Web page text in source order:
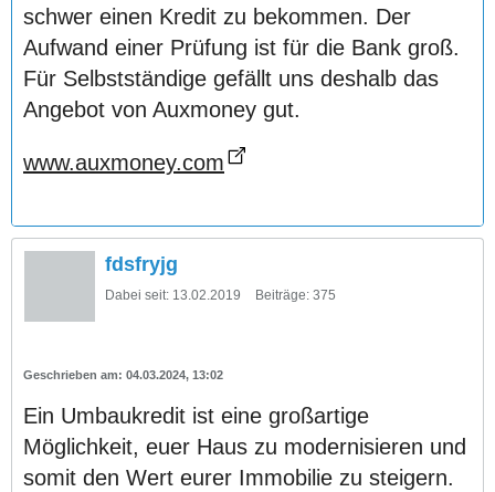
schwer einen Kredit zu bekommen. Der
Aufwand einer Prüfung ist für die Bank groß.
Für Selbstständige gefällt uns deshalb das
Angebot von Auxmoney gut.
www.auxmoney.com
fdsfryjg
Dabei seit: 13.02.2019 Beiträge: 375
04.03.2024, 13:02
Ein Umbaukredit ist eine großartige
Möglichkeit, euer Haus zu modernisieren und
somit den Wert eurer Immobilie zu steigern.